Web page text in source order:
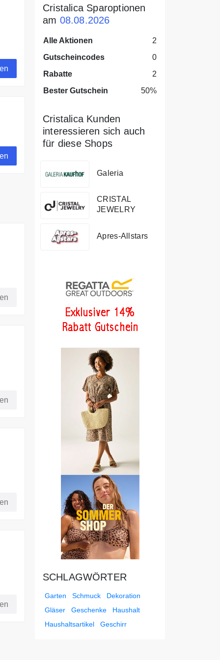
Cristalica Sparoptionen
am 08.08.2026
Alle Aktionen
2
Gutscheincodes
0
Rabatte
2
Bester Gutschein
50%
Cristalica Kunden
interessieren sich auch
für diese Shops
Galeria
CRISTAL
JEWELRY
Apres-Allstars
SCHLAGWÖRTER
Garten Schmuck
Dekoration
Gläser
Geschenke
Haushalt
Haushaltsartikel
Geschirr